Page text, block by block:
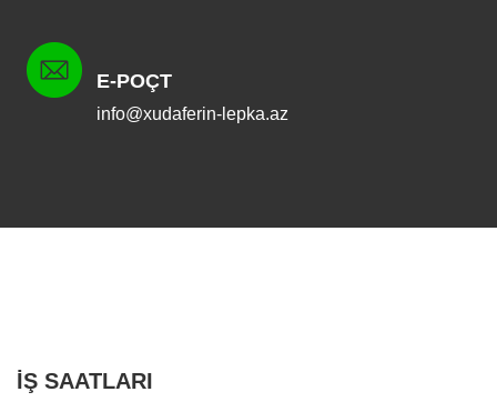
E-POÇT
info@xudaferin-lepka.az
İŞ SAATLARI